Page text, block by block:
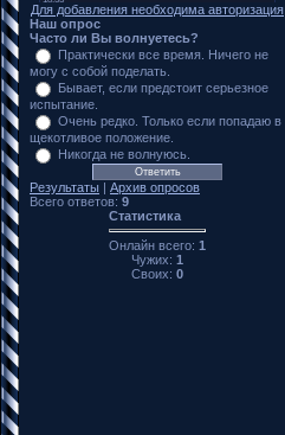
Для добавления необходима авторизация
Наш опрос
Часто ли Вы волнуетесь?
Практически все время. Ничего не
могу с собой поделать.
Бывает, если предстоит серьезное
испытание.
Очень редко. Только если попадаю в
щекотливое положение.
Никогда не волнуюсь.
Результаты | Архив опросов
Всего ответов: 9
Статистика
Онлайн всего: 1
Чужих: 1
Своих: 0